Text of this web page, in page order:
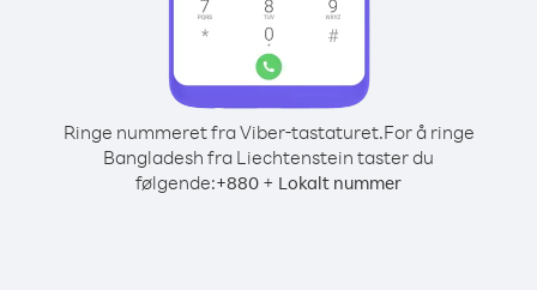
Ringe nummeret fra Viber-tastaturet.For å ringe
Bangladesh fra Liechtenstein taster du
følgende:+880 + Lokalt nummer